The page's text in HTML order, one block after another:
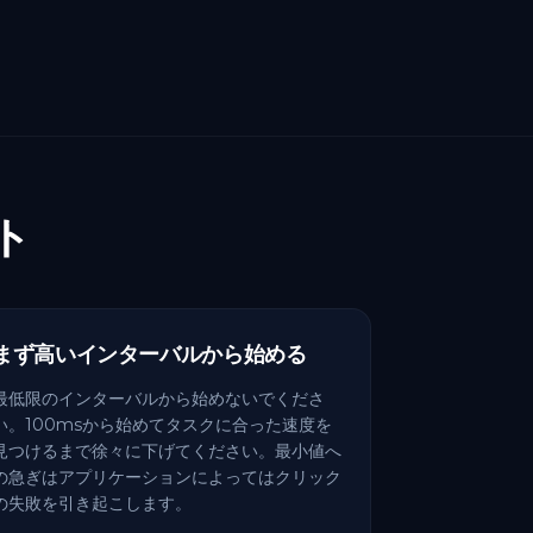
ず高いインターバルから始める
低限のインターバルから始めないでくださ
。100msから始めてタスクに合った速度を
つけるまで徐々に下げてください。最小値へ
急ぎはアプリケーションによってはクリック
失敗を引き起こします。